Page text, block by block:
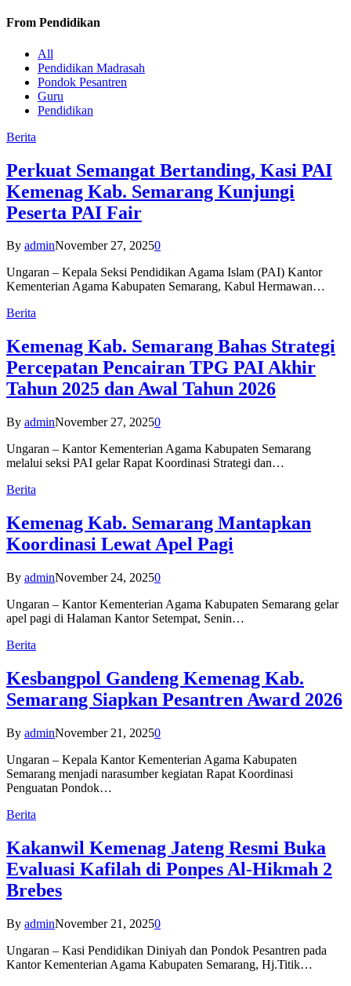
From Pendidikan
All
Pendidikan Madrasah
Pondok Pesantren
Guru
Pendidikan
Berita
Perkuat Semangat Bertanding, Kasi PAI
Kemenag Kab. Semarang Kunjungi
Peserta PAI Fair
By adminNovember 27, 20250
Ungaran – Kepala Seksi Pendidikan Agama Islam (PAI) Kantor
Kementerian Agama Kabupaten Semarang, Kabul Hermawan…
Berita
Kemenag Kab. Semarang Bahas Strategi
Percepatan Pencairan TPG PAI Akhir
Tahun 2025 dan Awal Tahun 2026
By adminNovember 27, 20250
Ungaran – Kantor Kementerian Agama Kabupaten Semarang
melalui seksi PAI gelar Rapat Koordinasi Strategi dan…
Berita
Kemenag Kab. Semarang Mantapkan
Koordinasi Lewat Apel Pagi
By adminNovember 24, 20250
Ungaran – Kantor Kementerian Agama Kabupaten Semarang gelar
apel pagi di Halaman Kantor Setempat, Senin…
Berita
Kesbangpol Gandeng Kemenag Kab.
Semarang Siapkan Pesantren Award 2026
By adminNovember 21, 20250
Ungaran – Kepala Kantor Kementerian Agama Kabupaten
Semarang menjadi narasumber kegiatan Rapat Koordinasi
Penguatan Pondok…
Berita
Kakanwil Kemenag Jateng Resmi Buka
Evaluasi Kafilah di Ponpes Al-Hikmah 2
Brebes
By adminNovember 21, 20250
Ungaran – Kasi Pendidikan Diniyah dan Pondok Pesantren pada
Kantor Kementerian Agama Kabupaten Semarang, Hj.Titik…